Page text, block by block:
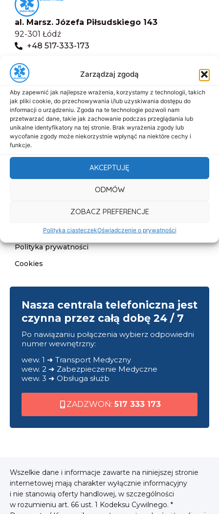
Zarządzaj zgodą
Aby zapewnić jak najlepsze wrażenia, korzystamy z technologii, takich
jak pliki cookie, do przechowywania i/lub uzyskiwania dostępu do
informacji o urządzeniu. Zgoda na te technologie pozwoli nam
przetwarzać dane, takie jak zachowanie podczas przeglądania lub
unikalne identyfikatory na tej stronie. Brak wyrażenia zgody lub
wycofanie zgody może niekorzystnie wpłynąć na niektóre cechy i
funkcje.
AKCEPTUJĘ
ODMÓW
ZOBACZ PREFERENCJE
Polityka ciasteczekOświadczenie o prywatności
al. Marsz. Józefa Piłsudskiego 143
92-301 Łódź
+48 517-333-173
Menu
Start
O nas
Oferta
Cennik
Kontakt
Deklaracja dostępności
Klauzula informacyjna
Polityka prywatności
Cookies
Nasza centrala telefoniczna jest
czynna przez całą dobę 24 / 7
Po nawiązaniu połączenia wybierz odpowiedni
numer wewnętrzny:
wew. 1 ➜ Transport Medyczny
wew. 2 ➜ Zabezpieczenie Medyczne
wew. 3 ➜ Obsługa służb
ZADZWOŃ: 517 333 173
Wszelkie dane i informacje zawarte na niniejszej stronie
internetowej mają charakter wyłącznie informacyjny
i nie stanowią oferty handlowej, w szczególności
w rozumieniu art. 66 ust. 1 Kodeksu Cywilnego. *